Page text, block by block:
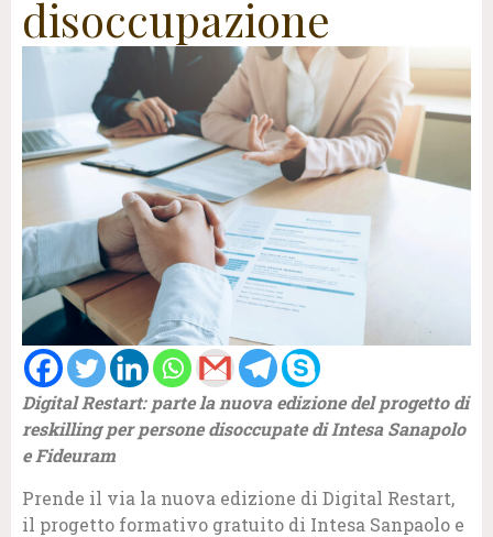
disoccupazione
Digital Restart: parte la nuova edizione del progetto di
reskilling per persone disoccupate di Intesa Sanapolo
e Fideuram
Prende il via la nuova edizione di Digital Restart,
il progetto formativo gratuito di Intesa Sanpaolo e